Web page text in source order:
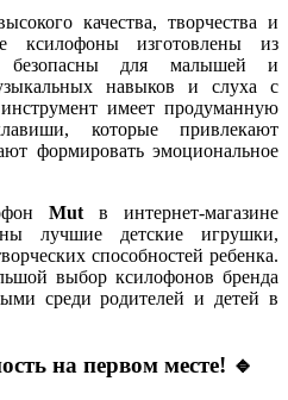
качества, творчества и
ксилофоны изготовлены из
безопасны для малышей и
навыков и слуха с
имеет продуманную
которые привлекают
формировать эмоциональное
Mut в интернет-магазине
лучшие детские игрушки,
способностей ребенка.
выбор ксилофонов бренда
среди родителей и детей в
на первом месте! 🔹